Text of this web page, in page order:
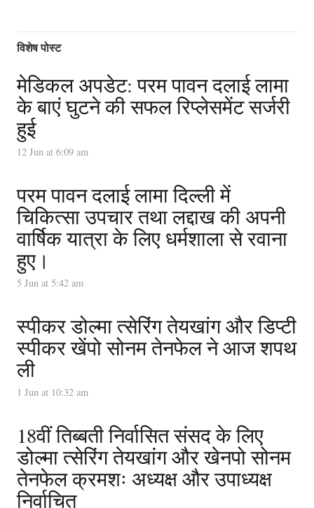
विशेष पोस्ट
मेडिकल अपडेट: परम पावन दलाई लामा
के बाएं घुटने की सफल रिप्लेसमेंट सर्जरी
हुई
12 Jun at 6:09 am
परम पावन दलाई लामा दिल्ली में
चिकित्सा उपचार तथा लद्दाख की अपनी
वार्षिक यात्रा के लिए धर्मशाला से रवाना
हुए।
5 Jun at 5:42 am
स्पीकर डोल्मा त्सेरिंग तेयखांग और डिप्टी
स्पीकर खेंपो सोनम तेनफेल ने आज शपथ
ली
1 Jun at 10:32 am
18वीं तिब्बती निर्वासित संसद के लिए
डोल्मा त्सेरिंग तेयखांग और खेनपो सोनम
तेनफेल क्रमशः अध्यक्ष और उपाध्यक्ष
निर्वाचित